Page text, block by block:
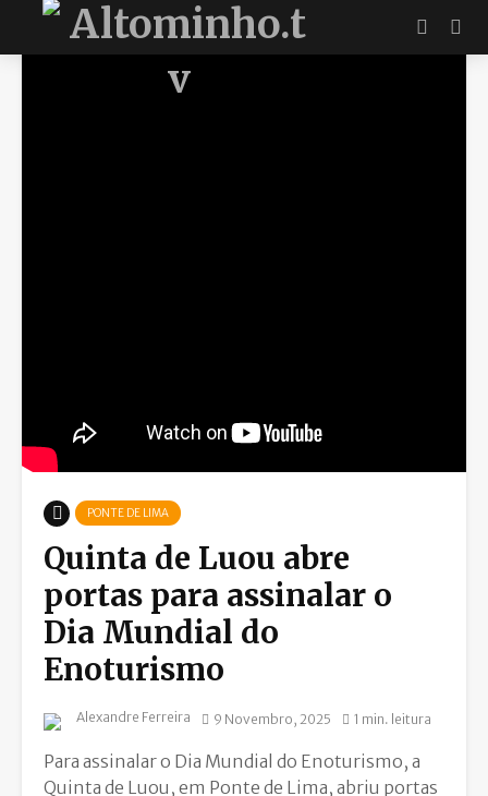
PONTE DE LIMA
Quinta de Luou abre
portas para assinalar o
Dia Mundial do
Enoturismo
Alexandre Ferreira 9 Novembro, 2025 1 min. leitura
Para assinalar o Dia Mundial do Enoturismo, a
Quinta de Luou, em Ponte de Lima, abriu portas